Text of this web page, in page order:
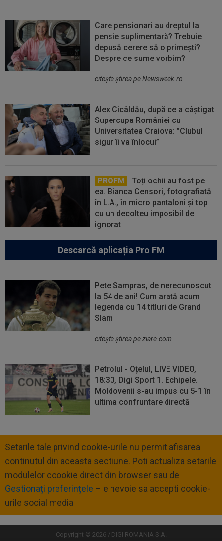
Care pensionari au dreptul la
pensie suplimentară? Trebuie
depusă cerere să o primești?
Despre ce sume vorbim?
citeşte ştirea pe Newsweek.ro
Alex Cicâldău, după ce a câștigat
Supercupa României cu
Universitatea Craiova: ”Clubul
sigur îi va înlocui”
PROFM
Toți ochii au fost pe
ea. Bianca Censori, fotografiată
în L.A., în micro pantaloni și top
cu un decolteu imposibil de
ignorat
Descarcă aplicația Pro FM
Pete Sampras, de nerecunoscut
la 54 de ani! Cum arată acum
legenda cu 14 titluri de Grand
Slam
citeşte ştirea pe ziare.com
Petrolul - Oțelul, LIVE VIDEO,
18:30, Digi Sport 1. Echipele.
Moldovenii s-au impus cu 5-1 în
ultima confruntare directă
Setarile tale privind cookie-urile nu permit afisarea
continutul din aceasta sectiune. Poti actualiza setarile
modulelor coookie direct din browser sau de
Gestionați preferințele – e nevoie sa accepti cookie-
urile social media
Copyright © 2026 / DIGI ROMANIA S.A.